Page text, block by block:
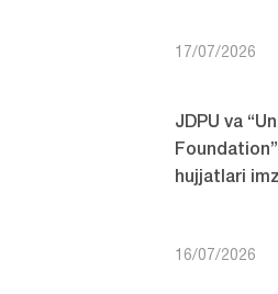
17/07/2026
JDPU va
hujjatlari
16/07/2026